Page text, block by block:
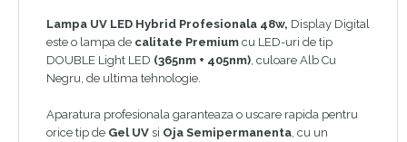
Lampa UV LED Hybrid Profesionala 48w, Display Digital
este o lampa de calitate Premium cu LED-uri de tip
DOUBLE Light LED (365nm + 405nm) , culoare Alb Cu
Negru, de ultima tehnologie.
Aparatura profesionala garanteaza o uscare rapida pentru
orice tip de Gel UV si Oja Semipermanenta , cu un